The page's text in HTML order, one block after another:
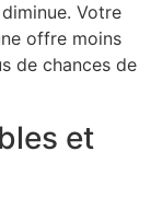
Votre
offre moins
de chances de
et